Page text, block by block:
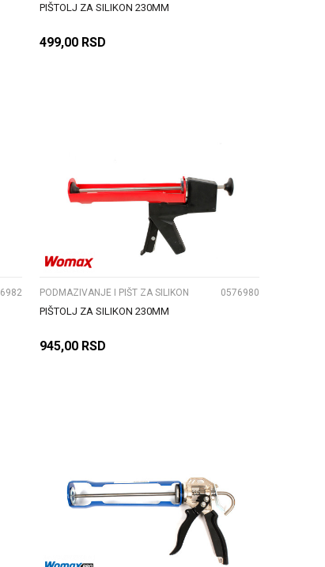
PIŠTOLJ ZA SILIKON 230MM
499,00 RSD
UPOREDI
PODMAZIVANJE I PIŠT ZA SILIKON 0576980
PIŠTOLJ ZA SILIKON 230MM
945,00 RSD